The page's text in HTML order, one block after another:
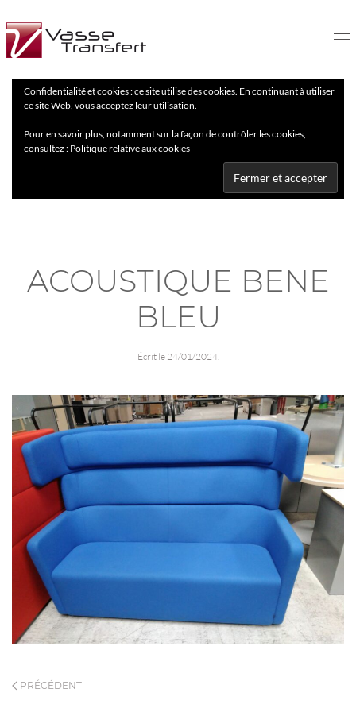
Confidentialité et cookies : ce site utilise des cookies. En continuant à utiliser
ce site Web, vous acceptez leur utilisation.
Pour en savoir plus, notamment sur la façon de contrôler les cookies,
consultez : Politique relative aux cookies
ACOUSTIQUE BENE
BLEU
Écrit le 24/01/2024.
PRÉCÉDENT